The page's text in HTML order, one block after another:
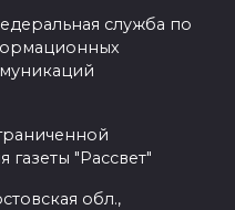
служба по
газеты "Рассвет"
обл.,